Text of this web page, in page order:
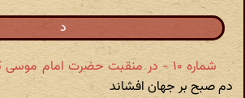
د
شماره ۱۰ - در منقبت حضرت امام موسی کاظم (ع)‏
دم صبح بر جهان افشاند